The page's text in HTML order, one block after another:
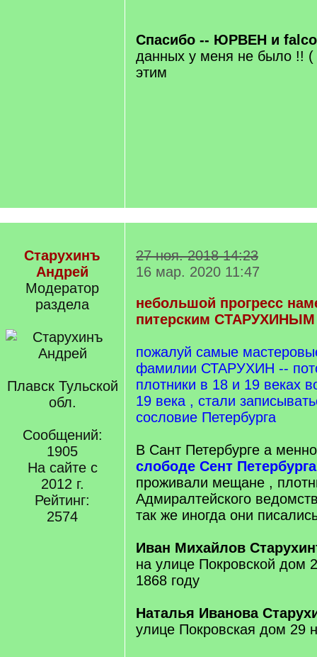
Спасибо -- ЮРВЕН и
данных у меня не было !! (
этим
Старухинъ
Андрей
Модератор
раздела
Плавск Тульской
обл.
Сообщений:
1905
На сайте с
2012 г.
Рейтинг:
2574
27 ноя. 2018 14:23
16 мар. 2020 11:47
небольшой прогресс
питерским СТАРУХИНЫМ
пожалуй самые
фамилии СТАРУХИН --
плотники в 18 и 19 веках
19 века , стали
сословие Петербурга
В Сант Петербурге а
слободе Сент
проживали мещане ,
Адмиралтейского
так же иногда они
Иван Михайлов
на улице Покровской дом
1868 году
Наталья Иванова
улице Покровская дом 29